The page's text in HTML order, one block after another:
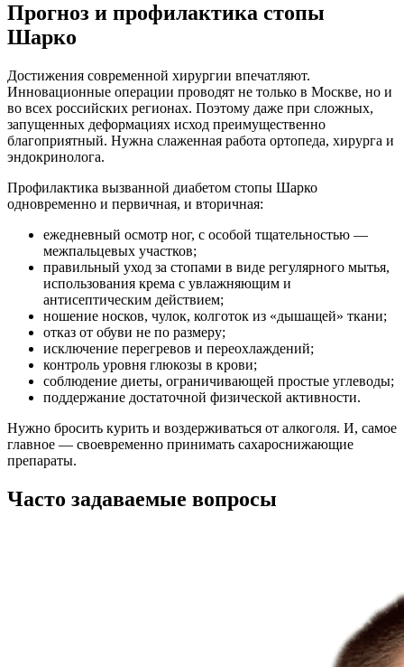
Прогноз и профилактика стопы
Шарко
Достижения современной хирургии впечатляют.
Инновационные операции проводят не только в Москве, но и
во всех российских регионах. Поэтому даже при сложных,
запущенных деформациях исход преимущественно
благоприятный. Нужна слаженная работа ортопеда, хирурга и
эндокринолога.
Профилактика вызванной диабетом стопы Шарко
одновременно и первичная, и вторичная:
ежедневный осмотр ног, с особой тщательностью —
межпальцевых участков;
правильный уход за стопами в виде регулярного мытья,
использования крема с увлажняющим и
антисептическим действием;
ношение носков, чулок, колготок из «дышащей» ткани;
отказ от обуви не по размеру;
исключение перегревов и переохлаждений;
контроль уровня глюкозы в крови;
соблюдение диеты, ограничивающей простые углеводы;
поддержание достаточной физической активности.
Нужно бросить курить и воздерживаться от алкоголя. И, самое
главное — своевременно принимать сахароснижающие
препараты.
Часто задаваемые вопросы